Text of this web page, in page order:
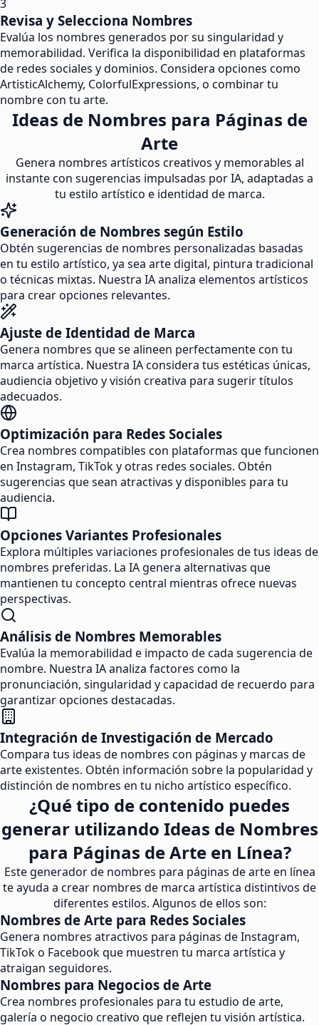
3
Revisa y Selecciona Nombres
Evalúa los nombres generados por su singularidad y
memorabilidad. Verifica la disponibilidad en plataformas
de redes sociales y dominios. Considera opciones como
ArtisticAlchemy, ColorfulExpressions, o combinar tu
nombre con tu arte.
Ideas de Nombres para Páginas de
Arte
Genera nombres artísticos creativos y memorables al
instante con sugerencias impulsadas por IA, adaptadas a
tu estilo artístico e identidad de marca.
Generación de Nombres según Estilo
Obtén sugerencias de nombres personalizadas basadas
en tu estilo artístico, ya sea arte digital, pintura tradicional
o técnicas mixtas. Nuestra IA analiza elementos artísticos
para crear opciones relevantes.
Ajuste de Identidad de Marca
Genera nombres que se alineen perfectamente con tu
marca artística. Nuestra IA considera tus estéticas únicas,
audiencia objetivo y visión creativa para sugerir títulos
adecuados.
Optimización para Redes Sociales
Crea nombres compatibles con plataformas que funcionen
en Instagram, TikTok y otras redes sociales. Obtén
sugerencias que sean atractivas y disponibles para tu
audiencia.
Opciones Variantes Profesionales
Explora múltiples variaciones profesionales de tus ideas de
nombres preferidas. La IA genera alternativas que
mantienen tu concepto central mientras ofrece nuevas
perspectivas.
Análisis de Nombres Memorables
Evalúa la memorabilidad e impacto de cada sugerencia de
nombre. Nuestra IA analiza factores como la
pronunciación, singularidad y capacidad de recuerdo para
garantizar opciones destacadas.
Integración de Investigación de Mercado
Compara tus ideas de nombres con páginas y marcas de
arte existentes. Obtén información sobre la popularidad y
distinción de nombres en tu nicho artístico específico.
¿Qué tipo de contenido puedes
generar utilizando Ideas de Nombres
para Páginas de Arte en Línea?
Este generador de nombres para páginas de arte en línea
te ayuda a crear nombres de marca artística distintivos de
diferentes estilos. Algunos de ellos son:
Nombres de Arte para Redes Sociales
Genera nombres atractivos para páginas de Instagram,
TikTok o Facebook que muestren tu marca artística y
atraigan seguidores.
Nombres para Negocios de Arte
Crea nombres profesionales para tu estudio de arte,
galería o negocio creativo que reflejen tu visión artística.